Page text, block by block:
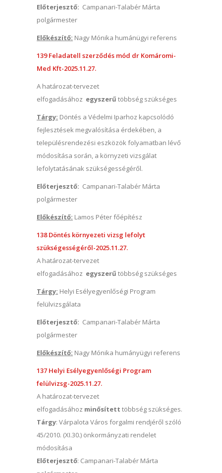
Előterjesztő: Campanari-Talabér Márta
polgármester
Előkészítő: Nagy Mónika humánügyi referens
139 Feladatell szerződés mód dr Komáromi-
Med Kft-2025.11.27.
A határozat-tervezet
elfogadásához egyszerű többség szükséges
Tárgy: Döntés a Védelmi Iparhoz kapcsolódó
fejlesztések megvalósítása érdekében, a
településrendezési eszközök folyamatban lévő
módosítása során, a környzeti vizsgálat
lefolytatásának szükségességéről.
Előterjesztő: Campanari-Talabér Márta
polgármester
Előkészítő: Lamos Péter főépítész
138 Döntés környezeti vizsg lefolyt
szükségességéről-2025.11.27.
A határozat-tervezet
elfogadásához egyszerű többség szükséges
Tárgy: Helyi Esélyegyenlőségi Program
felülvizsgálata
Előterjesztő: Campanari-Talabér Márta
polgármester
Előkészítő: Nagy Mónika humányügyi referens
137 Helyi Esélyegyenlőségi Program
felülvizsg-2025.11.27.
A határozat-tervezet
elfogadásához minősített többség szükséges.
Tárgy: Várpalota Város forgalmi rendjéről szóló
45/2010. (XI.30.) önkormányzati rendelet
módosítása
Előterjesztő: Campanari-Talabér Márta